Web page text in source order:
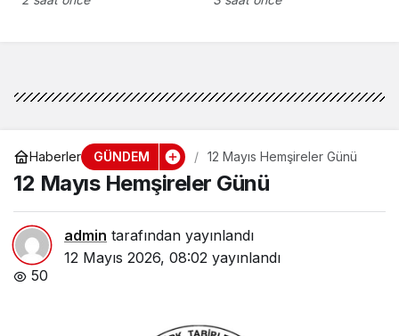
Haberler GÜNDEM 12 Mayıs Hemşireler Günü
12 Mayıs Hemşireler Günü
admin tarafından yayınlandı
12 Mayıs 2026, 08:02 yayınlandı
50